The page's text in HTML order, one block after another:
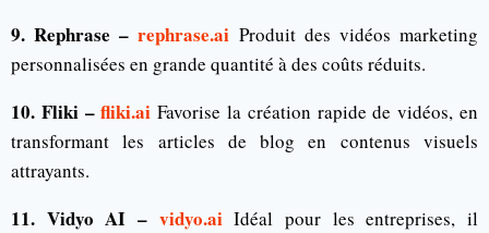
9. Rephrase –rephrase.ai Produit des vidéos marketing
personnalisées en grande quantité à des coûts réduits.
10. Fliki –fliki.ai Favorise la création rapide de vidéos, en
transformant les articles de blog en contenus visuels
attrayants.
11. Vidyo AI – vidyo.aiIdéal pour les entreprises, il